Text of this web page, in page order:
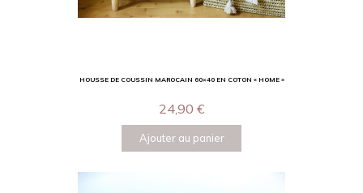
HOUSSE DE COUSSIN MAROCAIN 60×40 EN COTON « HOME »
24,90 €
Ajouter au panier